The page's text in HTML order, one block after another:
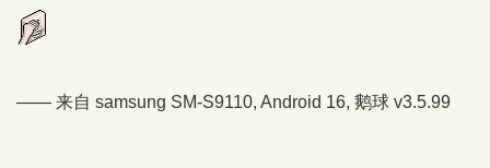
—— 来自 samsung SM-S9110, Android 16, 鹅球 v3.5.99